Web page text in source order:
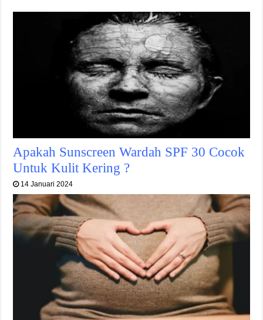
Apakah Sunscreen Wardah SPF 30 Cocok
Untuk Kulit Kering ?
14 Januari 2024